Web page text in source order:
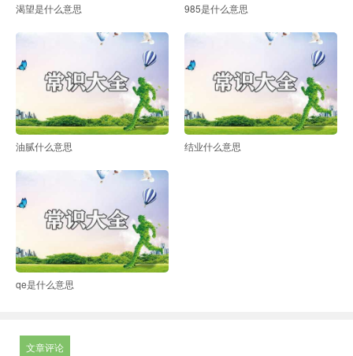
渴望是什么意思 985是什么意思
油腻什么意思 结业什么意思
qe是什么意思
文章评论